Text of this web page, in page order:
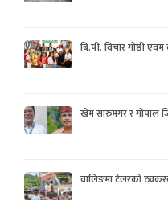
बि.पी. विचार गोष्ठी
खेम सारुमगर र गोपाल
वालिङमा टेलरको